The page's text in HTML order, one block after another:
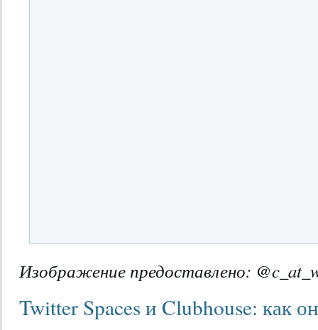
Изображение предоставлено:
Twitter Spaces и Clubhouse: как